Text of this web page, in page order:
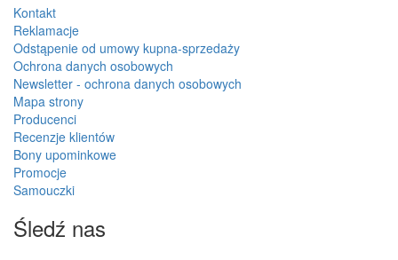
Kontakt
Reklamacje
Odstąpenie od umowy kupna-sprzedaży
Ochrona danych osobowych
Newsletter - ochrona danych osobowych
Mapa strony
Producenci
Recenzje klientów
Bony upominkowe
Promocje
Samouczki
Śledź nas